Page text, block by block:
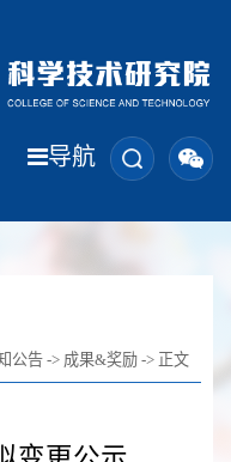
导航
公告 -> 成果&奖励 -> 正文